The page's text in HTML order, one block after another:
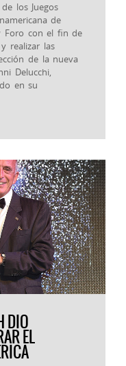
los Juegos
de
Foro con el fin de
realizar las
de la nueva
Delucchi,
en su
DIO
EL